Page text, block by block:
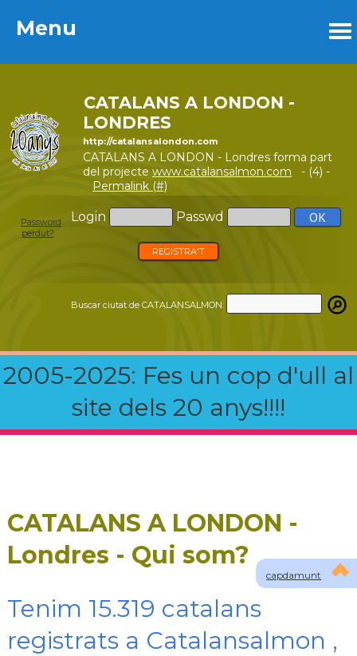
Menu
CATALANS A LONDON -
LONDRES
http://catalansalondon.com
CATALANS A LONDON - Londres forma part
del projecte www.catalansalmon.com - (4) -
Permalink (#)
Login Passwd
Password
perdut?
REGISTRA'T
Buscar ciutat de CATALANSALMON:
2005-2025: Fes un cop d'ull al
site dels 20 anys!!!!
Menu
capdamunt
CATALANS A LONDON -
Londres - Qui som?
Tenim 15.319 catalans
registrats a Catalansalmon ,